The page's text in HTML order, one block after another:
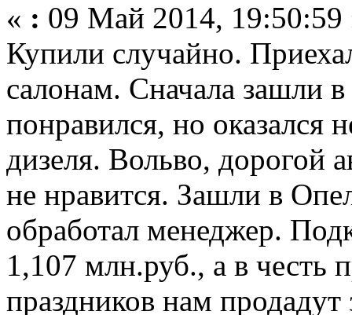
« : 09 Май 2014, 19:50:59
Купили случайно.
салонам. Сначала зашли
понравился, но оказался
дизеля. Вольво, дорогой
не нравится. Зашли в
обработал менеджер.
1,107 млн.руб., а в честь
праздников нам